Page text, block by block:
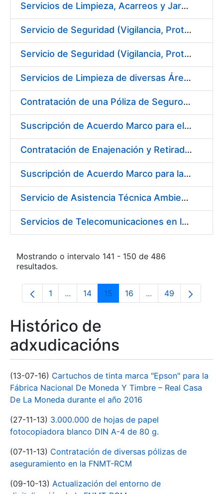
Mostrar/Ocultar Servicios de Limpieza, Acarreos y Jardinería para la Fábrica Nacional de Moneda y Timbre – Real Casa de Moneda
Servicio de Seguridad (Vigilancia, Protección y Control) en los Centros de la FNMT-RCM en Madrid
Servicio de Seguridad (Vigilancia, Protección y Control) en los Centros de la FNMT-RCM en Burgos
Servicios de Limpieza de diversas Áreas y Edificios de la Fábrica, Servicio de Acarreo de Mobiliario y Enseres y Mantenimiento de las Zonas Ajardinadas, para la Fábrica de Papel de Burgos de la Fábrica Nacional de Moneda y Timbre – Real Casa de Moneda
Contratación de una Póliza de Seguro Colectivo de Asistencia Sanitaria
Suscripción de Acuerdo Marco para el Servicio de Visitas a Oficinas de Registro
Contratación de Enajenación y Retirada de Recortes Sobrantes y Desperdicios de Papel Impreso y No Impreso durante el año 2019
Suscripción de Acuerdo Marco para la Contratación de Fabricación de Piezas
Servicio de Asistencia Técnica Ambiental en la FNMT-RCM Burgos
Servicios de Telecomunicaciones en la Fábrica Nacional de Moneda y Timbre - Real Casa de la Moneda
Mostrando o intervalo 141 - 150 de 486
resultados.
Páxina
1 ...Páxinas intermedias Use pestaña para
Páxina
14 Páxina
15 Páxina
16 ...PáxinasPáxina
49
Histórico de
adxudicacións
(13-07-16) Cartuchos de tinta marca "Epson" para la
Fábrica Nacional De Moneda Y Timbre – Real Casa
De La Moneda durante el año 2016
(27-11-13) 3.000.000 de hojas de papel
fotocopiadora blanco DIN A-4 de 80 g.
(07-11-13) Contratación de diversas pólizas de
aseguramiento en la FNMT-RCM
(09-10-13) Actualización del entorno de